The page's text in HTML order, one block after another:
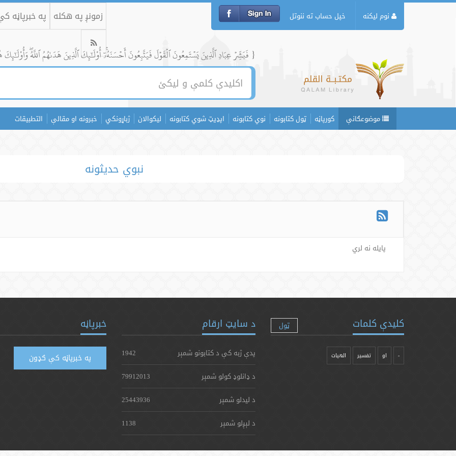
نوم لیکنه خپل حساب ته ننوتل زمونږ په هکله په خبرپاڼه
{ فَبَشِّرۡ عِبَادِ ٱلَّذِينَ يَسۡتَمِعُونَ ٱلۡقَوۡلَ فَيَتَّبِعُونَ أَحۡسَنَهُۥٓۚ أُوْلَٰٓئِكَ ٱلَّذِينَ هَدَىٰهُمُ ٱللَّهُۖ وَأُوْلَٰٓئِكَ
موضوعګانې کورپاڼه ټول کتابونه نوي کتابونه اپډیټ شوي کتابونه لیکوالان ژباړونکي خبرونه او مقالې التطبيقات
نبوي حدیثونه
پایله نه لري
کلیدې کلمات ټول
- او تفسیر الهیات
د سایټ ارقام
پدې ژبه کې د کتابونو شمېر
1942
د ډانلوډ کولو شمېر
79912013
د لیدلو شمېر
25443936
د لېږلو شمېر
1138
خبرپاڼه
په خبرپاڼه کې ګډون